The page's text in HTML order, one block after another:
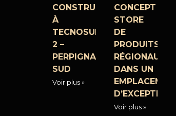
CONSTRUCTIBLE
À
TECNOSUD
2 –
PERPIGNAN
SUD
Voir plus »
CONCEPT
STORE
DE
PRODUITS
RÉGIONAUX
DANS UN
EMPLACEMENT
D’EXCEPTION
Voir plus »